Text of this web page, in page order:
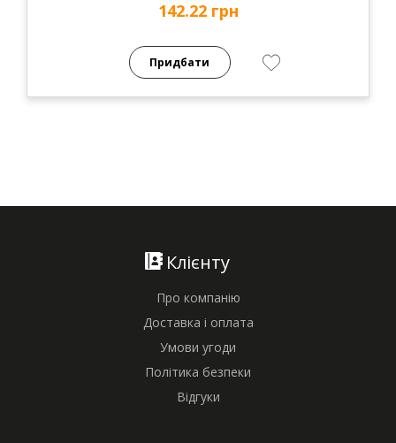
142.22 грн
Придбати
Клієнту
Про компанію
Доставка і оплата
Умови угоди
Політика безпеки
Відгуки